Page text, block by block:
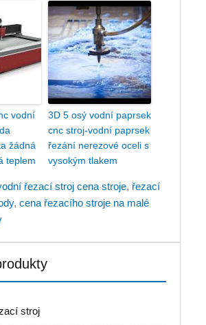
vodní
žádná
teplem
3D 5 osý vodní paprsek
cnc stroj-vodní paprsek
řezání nerezové oceli s
vysokým tlakem
řezací stroj cena stroje,řezací
,cena řezacího stroje na malé
stroj